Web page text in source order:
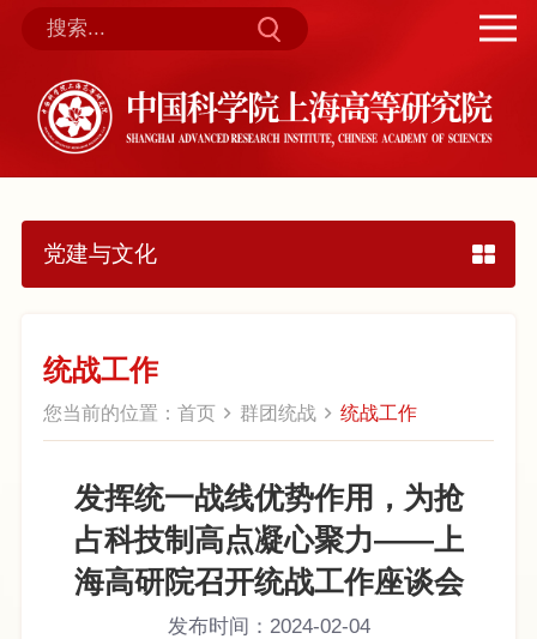
党建与文化
统战工作
您当前的位置： 首页 群团统战 统战工作
发挥统一战线优势作用，为抢
占科技制高点凝心聚力——上
海高研院召开统战工作座谈会
发布时间：2024-02-04